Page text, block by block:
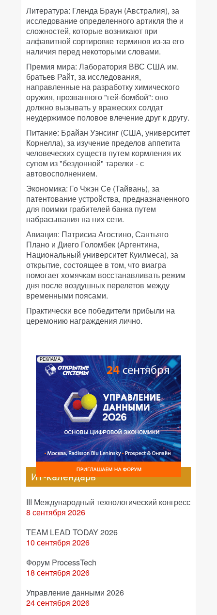
Литература: Гленда Браун (Австралия), за
исследование определенного артикля the и
сложностей, которые возникают при
алфавитной сортировке терминов из-за его
наличия перед некоторыми словами.
Премия мира: Лаборатория ВВС США им.
братьев Райт, за исследования,
направленные на разработку химического
оружия, прозванного "гей-бомбой": оно
должно вызывать у вражеских солдат
неудержимое половое влечение друг к другу.
Питание: Брайан Уэнсинг (США, университет
Корнелла), за изучение пределов аппетита
человеческих существ путем кормления их
супом из "бездонной" тарелки - с
автовосполнением.
Экономика: Го Чжэн Се (Тайвань), за
патентование устройства, предназначенного
для поимки грабителей банка путем
набрасывания на них сети.
Авиация: Патрисиа Агостино, Сантьяго
Плано и Диего Голомбек (Аргентина,
Национальный университет Куилмеса), за
открытие, состоящее в том, что виагра
помогает хомячкам восстанавливать режим
дня после воздушных перелетов между
временными поясами.
Практически все победители прибыли на
церемонию награждения лично.
РЕКЛАМА
ИТ-календарь
III Международный технологический конгресс
8 сентября 2026
TEAM LEAD TODAY 2026
10 сентября 2026
Форум ProcessTech
18 сентября 2026
Управление данными 2026
24 сентября 2026